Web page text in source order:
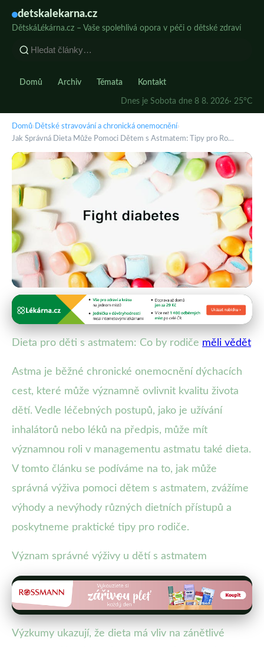
detskalekarna.cz
DětskáLékárna.cz – Vaše spolehlivá opora v péči o dětské zdraví
Domů Archiv Témata Kontakt
Dnes je Sobota dne 8 8. 2026· 25°C
Domů› Dětské stravování a chronická onemocnění›
Jak Správná Dieta Může Pomoci Dětem s Astmatem: Tipy pro Ro…
Dětské stravování a chronická onemocnění
Jak Správná Dieta Může Pomoci
Rodiče
Dieta pro děti s astmatem: Co by rodiče měli vědět
Astma je běžné chronické onemocnění dýchacích
cest, které může významně ovlivnit kvalitu života
dětí. Vedle léčebných postupů, jako je užívání
inhalátorů nebo léků na předpis, může mít
významnou roli v managementu astmatu také dieta.
V tomto článku se podíváme na to, jak může
správná výživa pomoci dětem s astmatem, zvážíme
výhody a nevýhody různých dietních přístupů a
poskytneme praktické tipy pro rodiče.
Význam správné výživy u dětí s astmatem
Výzkumy ukazují, že dieta má vliv na zánětlivé